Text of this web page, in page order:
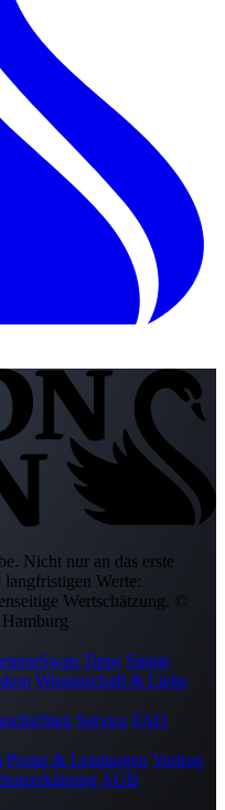
Nicht nur an das erste
Werte:
Wertschätzung. ©
Tipps Single
Wissenschaft & Liebe
Service FAQ
Preise & Leistungen Vertrag
AGB